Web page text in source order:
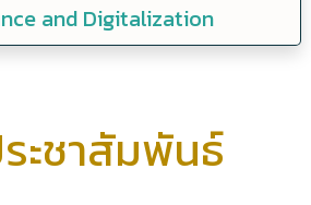
and Digitalization
ะชาสัมพันธ์